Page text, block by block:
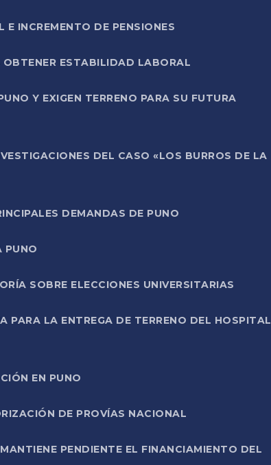
INCREMENTO DE PENSIONES
OBTENER ESTABILIDAD LABORAL
Y EXIGEN TERRENO PARA SU FUTURA
DEL CASO «LOS BURROS DE LA
DEMANDAS DE PUNO
PUNO
SOBRE ELECCIONES UNIVERSITARIAS
PARA LA ENTREGA DE TERRENO DEL HOSPITAL
EN PUNO
DE PROVÍAS NACIONAL
PENDIENTE EL FINANCIAMIENTO DEL